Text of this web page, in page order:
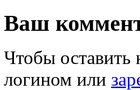
Ваш
Чтобы оставить
логином или